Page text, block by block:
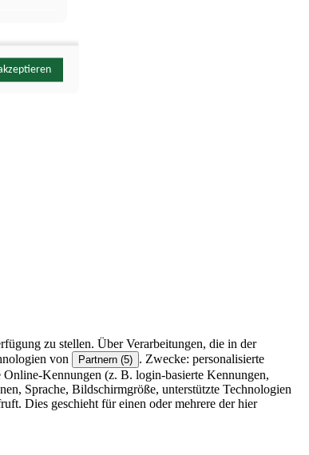
zu stellen. Über Verarbeitungen, die in der
von Partnern (5) . Zwecke: personalisierte
Kennungen (z. B. login-basierte Kennungen,
Sprache, Bildschirmgröße, unterstützte Technologien
Dies geschieht für einen oder mehrere der hier